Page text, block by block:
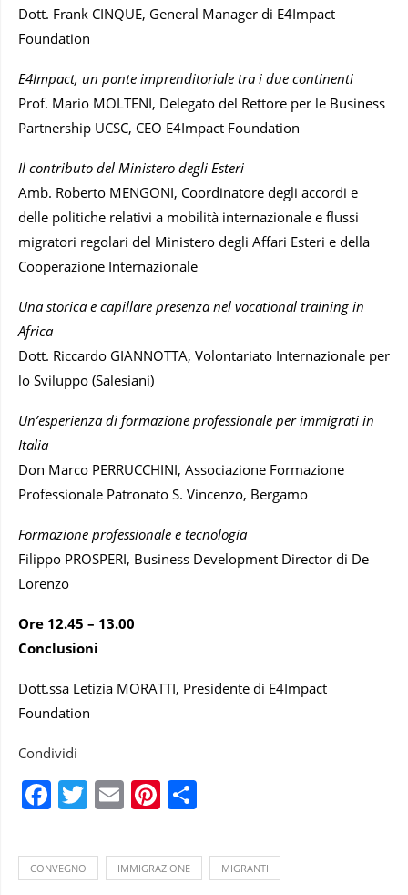
Dott. Frank CINQUE, General Manager di E4Impact
Foundation
E4Impact, un ponte imprenditoriale tra i due continenti
Prof. Mario MOLTENI, Delegato del Rettore per le Business
Partnership UCSC, CEO E4Impact Foundation
Il contributo del Ministero degli Esteri
Amb. Roberto MENGONI, Coordinatore degli accordi e
delle politiche relativi a mobilità internazionale e flussi
migratori regolari del Ministero degli Affari Esteri e della
Cooperazione Internazionale
Una storica e capillare presenza nel vocational training in
Africa
Dott. Riccardo GIANNOTTA, Volontariato Internazionale per
lo Sviluppo (Salesiani)
Un’esperienza di formazione professionale per immigrati in
Italia
Don Marco PERRUCCHINI, Associazione Formazione
Professionale Patronato S. Vincenzo, Bergamo
Formazione professionale e tecnologia
Filippo PROSPERI, Business Development Director di De
Lorenzo
Ore 12.45 – 13.00
Conclusioni
Dott.ssa Letizia MORATTI, Presidente di E4Impact
Foundation
Condividi
Facebook
Twitter
EmailPinterest
CONVEGNO IMMIGRAZIONE MIGRANTI